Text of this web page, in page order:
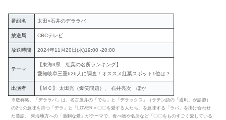
番組名 太田×石井のデララバ
放送局 CBCテレビ
放送時間 2024年11月20日(水)19:00 -20:00
テーマ
【東海3県 紅葉の名所ランキング】
愛知岐阜三重626人に調査！オススメ紅葉スポット1位は？
出演者 【ＭＣ】 太田光（爆笑問題）、 石井亮次 ほか
※敬称略。「デララバ」は、名古屋弁の「でら」と「デラックス」（ラテン語の「過剰」が語源）
の2つの意味を持つ「デラ」と「LOVER＝〇〇を愛する人たち」を意味する「ラバ」を掛け合わせ
た造語。 東海地方への「過剰な愛」がテーマで、食べ物や名所など「〇〇をものすごく愛している